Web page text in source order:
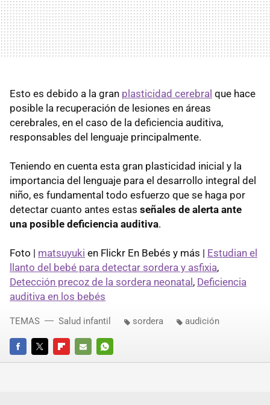
Esto es debido a la gran plasticidad cerebral que hace
posible la recuperación de lesiones en áreas
cerebrales, en el caso de la deficiencia auditiva,
responsables del lenguaje principalmente.
Teniendo en cuenta esta gran plasticidad inicial y la
importancia del lenguaje para el desarrollo integral del
niño, es fundamental todo esfuerzo que se haga por
detectar cuanto antes estas señales de alerta ante
una posible deficiencia auditiva.
Foto | matsuyuki en Flickr En Bebés y más | Estudian el
llanto del bebé para detectar sordera y asfixia,
Detección precoz de la sordera neonatal , Deficiencia
auditiva en los bebés
FACEBOOKTWITTERFLIPBOARD
E-
WHATSAPP
TEMAS Salud infantil sordera audición